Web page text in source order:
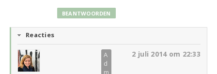
BEANTWOORDEN
Reacties
2 juli 2014 om 22:33